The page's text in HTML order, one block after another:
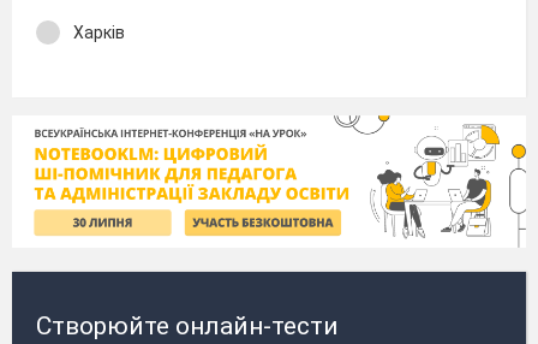
Харків
Створюйте онлайн-тести